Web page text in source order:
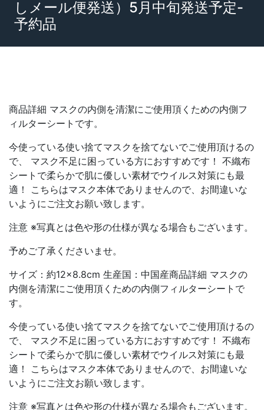
しメール便発送）5月中旬発送予定-
予約品
商品詳細 マスクの内側を清潔にご使用頂くための内側フ
ィルターシートです。
今使っている使い捨てマスクを捨てないでご使用頂けるの
で、 マスク不足に困っている方におすすめです！ 不織布
シートで柔らかで肌に優しい素材でウイルス対策にも最
適！ こちらはマスク本体でありませんので、お間違いな
いようにご注文お願い致します。
注意 ※写真とは色や形の仕様が異なる場合もございます。
予めご了承くださいませ。
サイズ：約12×8.8cm 生産国：中国産商品詳細 マスクの
内側を清潔にご使用頂くための内側フィルターシートで
す。
今使っている使い捨てマスクを捨てないでご使用頂けるの
で、 マスク不足に困っている方におすすめです！ 不織布
シートで柔らかで肌に優しい素材でウイルス対策にも最
適！ こちらはマスク本体でありませんので、お間違いな
いようにご注文お願い致します。
注意 ※写真とは色や形の仕様が異なる場合もございます。